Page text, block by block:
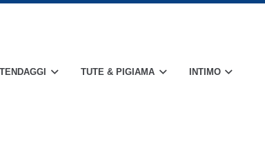
TUTE & PIGIAMA INTIMO